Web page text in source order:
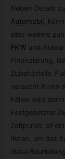
Neben Details
Automobil,
alles weitere
PKW und
Finanzierung,
Zubehörteile,
versucht Ihnen
Fällen wird
Festgesetzter
Zeitpunkt, ist
Ihnen, um das
diese